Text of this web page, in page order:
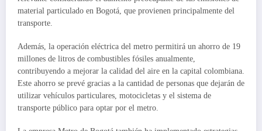
material particulado en Bogotá, que provienen principalmente del
transporte.
Además, la operación eléctrica del metro permitirá un ahorro de 19
millones de litros de combustibles fósiles anualmente,
contribuyendo a mejorar la calidad del aire en la capital colombiana.
Este ahorro se prevé gracias a la cantidad de personas que dejarán de
utilizar vehículos particulares, motocicletas y el sistema de
transporte público para optar por el metro.